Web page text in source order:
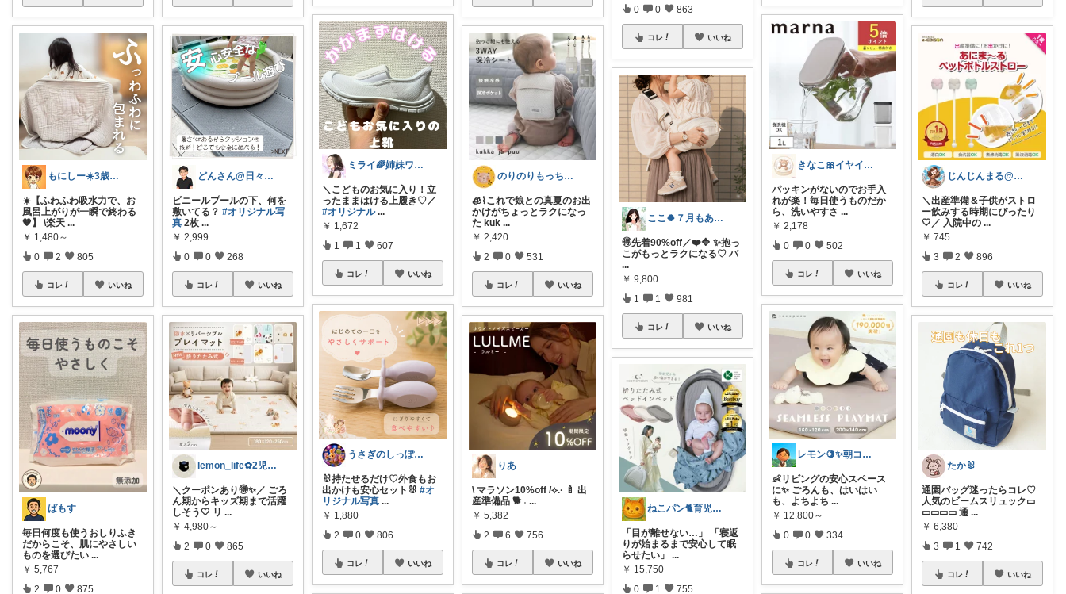
もにしー☀️3歳娘と0歳息子のパパ🧡
☀️【ふわふわ吸水力で、お
風呂上がりが一瞬で終わる
🧡】 \楽天 ...
￥ 1,480～
0 2 805
コレ いいね
ばもす
毎日何度も使うおしりふき
だからこそ、肌にやさしい
ものを選びたい ...
￥ 5,767
2 0 875
どんさん@日々の生活に彩りを
ビニールプールの下、何を
敷いてる？#オリジナル写
真 2枚...
￥ 2,999
0 0 268
コレ いいね
lemon_life✿2児ママ
＼クーポンあり🉐✨／ ごろ
ん期からキッズ期まで活躍
しそう🤍 リ ...
￥ 4,980～
2 0 865
コレ いいね
ミライ🌈姉妹ワーママ
＼こどものお気に入り！立
ったままはける上履き♡／
#オリジナル ...
￥ 1,672
1 1 607
コレ いいね
うさぎのしっぽ43🐰2児の母👧朝コレ
🐰持たせるだけ♡外食もお
出かけも安心セット🐰#オ
リジナル写真 ...
￥ 1,880
2 0 806
コレ いいね
のりのりもっち⌇１歳との楽しい暮らし🌻
🧊⌇これで娘との真夏のお出
かけがちょっとラクになっ
た kuk ...
￥ 2,420
2 0 531
コレ いいね
りあ
\ マラソン10%off /⟡.· 🍼 出
産準備品 🐕 ˒ ...
￥ 5,382
2 6 756
コレ いいね
0 0 863
コレ いいね
ここ🍀７月もありがとう🍀
🉐先着90%off／❤️🔷 ✨抱っ
こがもっとラクになる♡ バ
...
￥ 9,800
1 1 981
コレ いいね
ねこパン🐈育児お助け
「目が離せない…」 「寝返
りが始まるまで安心して眠
らせたい」...
￥ 15,750
0 1 755
きなこ🎀イヤイヤ期育児中
パッキンがないのでお手入
れが楽！毎日使うものだか
ら、洗いやすさ ...
￥ 2,178
0 0 502
コレ いいね
レモン🍋✨朝コレ5時
👶リビングの安心スペース
に✨ ごろんも、はいはい
も、よちよち ...
￥ 12,800～
0 0 334
コレ いいね
じんじんまる@2歳児ママ
＼出産準備＆子供がストロ
ー飲みする時期にぴったり
🤍／ 入院中の ...
￥ 745
3 2 896
コレ いいね
たか🐰
通園バッグ迷ったらコレ♡
人気のビームスリュック▭
▭▭▭▭ 通 ...
￥ 6,380
3 1 742
コレ いいね